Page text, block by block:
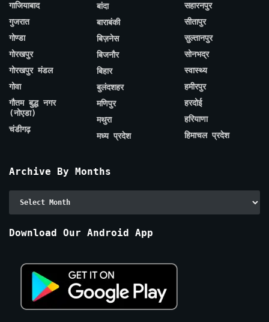
गाजियाबाद
गुजरात
गोण्डा
गोरखपुर
गोरखपुर मंडल
गोवा
गौतम बुद्ध नगर
(नोएडा)
चंडीगढ़
बांदा
बाराबंकी
बिज़नेस
बिजनौर
बिहार
बुलंदशहर
मणिपुर
मथुरा
मध्य प्रदेश
सहारनपुर
सीतापुर
सुल्तानपुर
सोनभद्र
स्वास्थ्य
हमीरपुर
हरदोई
हरियाणा
हिमाचल प्रदेश
Archive By Months
Download Our Android App